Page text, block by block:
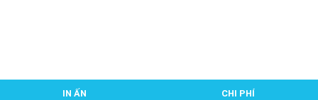
IN ẤN
CHI PHÍ